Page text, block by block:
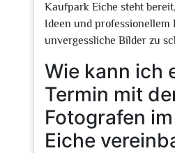
Kaufpark Eiche steht
Ideen und professionellem
unvergessliche Bilder zu
Wie kann ich
Termin mit
Fotografen
Eiche